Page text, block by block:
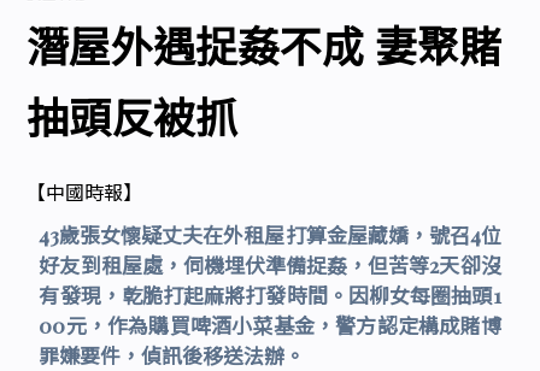
潛屋外遇捉姦不成 妻聚賭
抽頭反被抓
【中國時報】
43歲張女懷疑丈夫在外租屋打算金屋藏嬌，號召4位
好友到租屋處，伺機埋伏準備捉姦，但苦等2天卻沒
有發現，乾脆打起麻將打發時間。因柳女每圈抽頭1
00元，作為購買啤酒小菜基金，警方認定構成賭博
罪嫌要件，偵訊後移送法辦。